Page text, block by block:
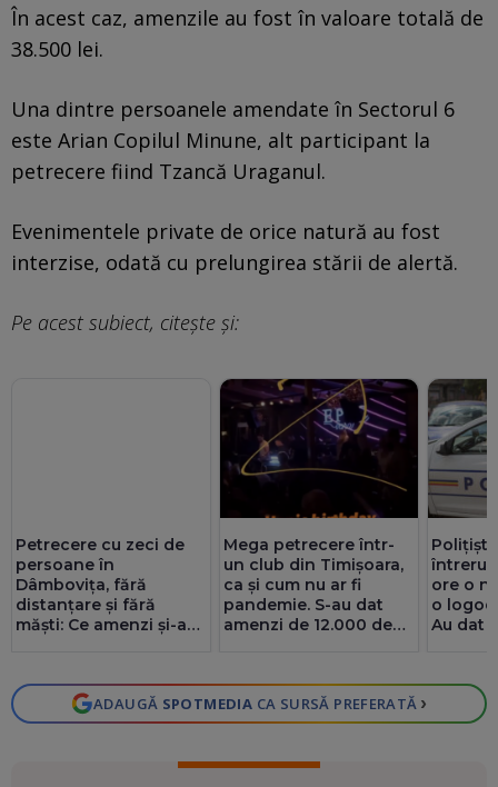
În acest caz, amenzile au fost în valoare totală de
38.500 lei.
Una dintre persoanele amendate în Sectorul 6
este Arian Copilul Minune, alt participant la
petrecere fiind Tzancă Uraganul.
Evenimentele private de orice natură au fost
interzise, odată cu prelungirea stării de alertă.
Pe acest subiect, citește și:
Petrecere cu zeci de
persoane în
Dâmbovița, fără
distanțare și fără
măști: Ce amenzi și-au
Mega petrecere într-
un club din Timișoara,
ca și cum nu ar fi
pandemie. S-au dat
amenzi de 12.000 de
ore o
o
Au dat
ADAUGĂ SPOTMEDIA CA SURSĂ PREFERATĂ ›